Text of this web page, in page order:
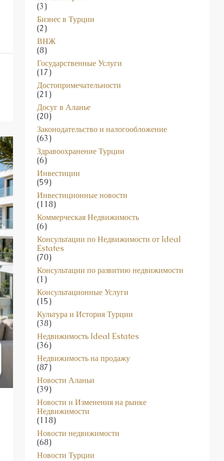
Бизнес в Турции
(2)
ВНЖ
(8)
Государственные Услуги
(17)
Достопримечательности
(21)
Досуг в Аланье
(20)
Законодательство и налогообложение
(63)
Здравоохранение Турции
(6)
Инвестиции
(59)
Инвестиционные новости
(118)
Коммерческая Недвижимость
(6)
Консультации по Недвижимости от Ideal
Estates
(70)
Консультации по развитию недвижимости
(1)
Консультационные Услуги
(15)
Культура и История Турции
(38)
Недвижимость Ideal Estates
(36)
Недвижимость на продажу
(87)
Новости Аланьи
(39)
Новости и Изменения на рынке
Недвижимости
(118)
Новости недвижимости
(68)
Новости Турции
(45)